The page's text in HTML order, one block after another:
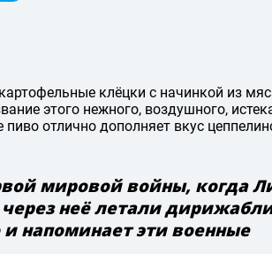
клёцки с начинкой из
этого нежного, воздушного,
отлично дополняет вкус
мировой войны, когда
неё летали
напоминает эти военные